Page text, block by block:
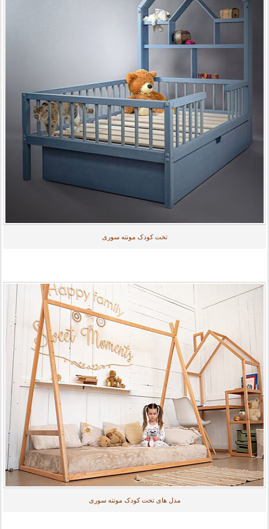
تخت کودک مونته سوری
مدل های تخت کودک مونته سوری